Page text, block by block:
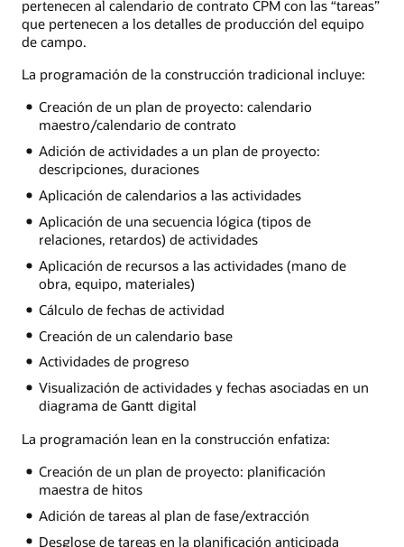
pertenecen al calendario de contrato CPM con las “tareas”
que pertenecen a los detalles de producción del equipo
de campo.
La programación de la construcción tradicional incluye:
Creación de un plan de proyecto: calendario
maestro/calendario de contrato
Adición de actividades a un plan de proyecto:
descripciones, duraciones
Aplicación de calendarios a las actividades
Aplicación de una secuencia lógica (tipos de
relaciones, retardos) de actividades
Aplicación de recursos a las actividades (mano de
obra, equipo, materiales)
Cálculo de fechas de actividad
Creación de un calendario base
Actividades de progreso
Visualización de actividades y fechas asociadas en un
diagrama de Gantt digital
La programación lean en la construcción enfatiza:
Creación de un plan de proyecto: planificación
maestra de hitos
Adición de tareas al plan de fase/extracción
Desglose de tareas en la planificación anticipada